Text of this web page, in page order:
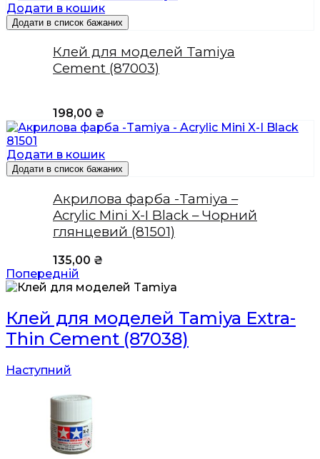
Додати в кошик
Додати в список бажаних
Клей для моделей Tamiya
Cement (87003)
198,00 ₴
Додати в кошик
Додати в список бажаних
Акрилова фарба -Tamiya –
Acrylic Mini X-I Black – Чорний
глянцевий (81501)
135,00 ₴
Попередній
Клей для моделей Tamiya Extra-
Thin Cement (87038)
Наступний